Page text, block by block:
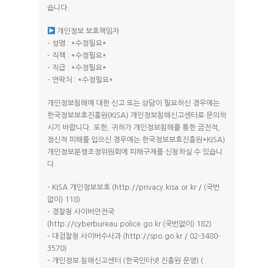
습니다.
개인정보 보호책임자
– 성명 : *수정필요*
– 직책 : *수정필요*
– 직급 : *수정필요*
– 연락처 : *수정필요*
개인정보침해에 대한 신고 또는 상담이 필요하신 경우에는
한국정보보호진흥원(KISA) 개인정보침해신고센터로 문의하
시기 바랍니다. 또한, 귀하가 개인정보침해를 통한 금전적,
정신적 피해를 입으신 경우에는 한국정보보호진흥원*KISA)
개인정보분쟁조정위원회에 피해구제를 신청하실 수 있습니
다.
– KISA 개인정보보호 (http://privacy.kisa.or.kr / (국번
없이) 118)
– 경찰청 사이버안전국
(http://cyberbureau.police.go.kr (국번없이) 182)
– 대검찰청 사이버수사과 (http://spo.go.kr / 02-3480-
3570)
– 개인정보 침해신고센터 (한국인터넷 진흥원 운영) (